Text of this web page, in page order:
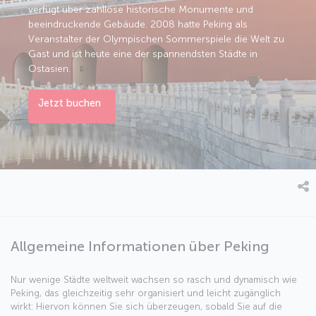
verfügt über zahllose historische Monumente und
beeindruckende Gebäude. 2008 hatte Peking als
Veranstalter der Olympischen Sommerspiele die Welt zu
Gast und ist heute eine der spannendsten Städte in
Ostasien.
Jetzt buchen
Allgemeine Informationen über Peking
Nur wenige Städte weltweit wachsen so rasch und dynamisch wie
Peking, das gleichzeitig sehr organisiert und leicht zugänglich
wirkt: Hiervon können Sie sich überzeugen, sobald Sie auf die